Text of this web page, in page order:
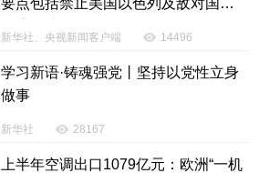
要点包括禁止美国以色列及敌对国通
新华社、央视新闻客户端 14496
学习新语·铸魂强党丨坚持以党性立身
做事
新华社 28167
上半年空调出口1079亿元：欧洲“一机